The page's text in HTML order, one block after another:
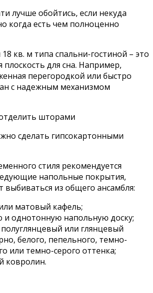
лучше обойтись, если некуда
когда есть чем полноценно
кв. м типа спальни-гостиной – это
плоскость для сна. Например,
перегородкой или быстро
с надежным механизмом
шторами
сделать гипсокартонными
стиля рекомендуется
напольные покрытия,
выбиваться из общего ансамбля:
матовый кафель;
и однотонную напольную доску;
или глянцевый
белого, пепельного, темно-
или темно-серого оттенка;
ковролин.